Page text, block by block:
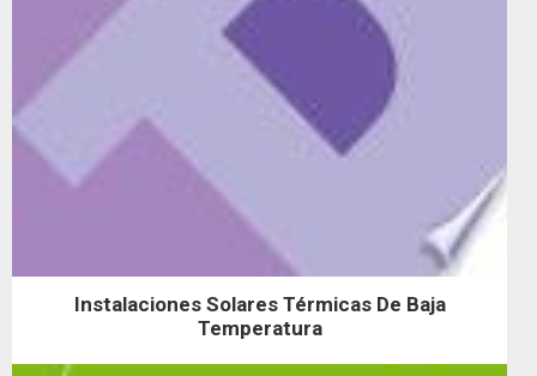
Instalaciones Solares Térmicas De Baja
Temperatura